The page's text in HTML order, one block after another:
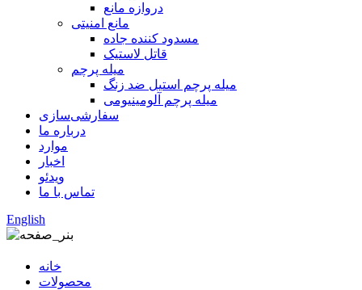
دروازه مانع
مانع امنیتی
مسدود کننده جاده
قاتل لاستیک
میله پرچم
میله پرچم استیل ضد زنگ
میله پرچم آلومینیومی
سفارشی‌سازی
درباره ما
موارد
اخبار
ویدئو
تماس با ما
English
خانه
محصولات